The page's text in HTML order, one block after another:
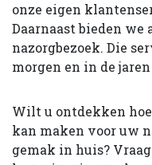
onze eigen
Daarnaast bieden
nazorgbezoek. Die
morgen en in de
Wilt u ontdekken
kan maken voor uw
gemak in huis?